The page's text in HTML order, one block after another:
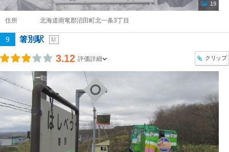
19
住所 北海道雨竜郡沼田町北一条3丁目
9 箸別駅 駅
3.12 評価詳細 クリップ